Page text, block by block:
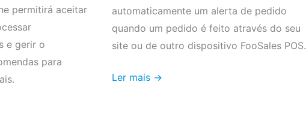
permitirá aceitar
e gerir o
para
automaticamente um alerta de pedido
quando um pedido é feito através do seu
site ou de outro dispositivo FooSales POS.
Ler mais →